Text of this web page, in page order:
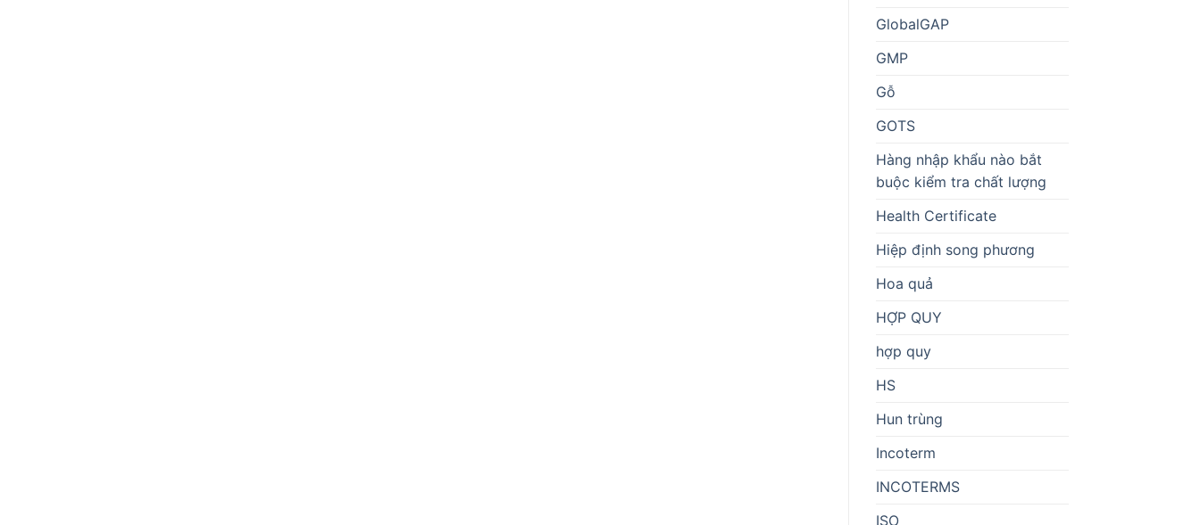
GlobalGAP
GMP
Gỗ
GOTS
Hàng nhập khẩu nào bắt
buộc kiểm tra chất lượng
Health Certificate
Hiệp định song phương
Hoa quả
HỢP QUY
hợp quy
HS
Hun trùng
Incoterm
INCOTERMS
ISO